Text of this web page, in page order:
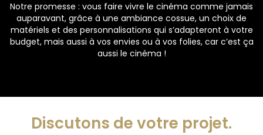
Notre promesse : vous faire vivre le cinéma comme jamais
auparavant, grâce à une ambiance cossue, un choix de
matériels et des personnalisations qui s’adapteront à votre
budget, mais aussi à vos envies ou à vos folies, car c’est ça
aussi le cinéma !
Discutons de votre projet.